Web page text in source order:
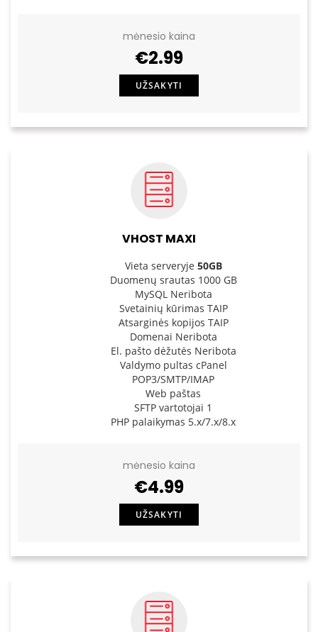
mėnesio kaina
€2.99
UŽSAKYTI
VHOST MAXI
Vieta serveryje 50GB
Duomenų srautas 1000 GB
MySQL Neribota
Svetainių kūrimas TAIP
Atsarginės kopijos TAIP
Domenai Neribota
El. pašto dėžutės Neribota
Valdymo pultas cPanel
POP3/SMTP/IMAP
Web paštas
SFTP vartotojai 1
PHP palaikymas 5.x/7.x/8.x
mėnesio kaina
€4.99
UŽSAKYTI